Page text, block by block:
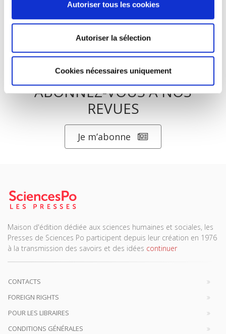
Autoriser tous les cookies
Autoriser la sélection
Cookies nécessaires uniquement
ABONNEZ-VOUS À NOS
REVUES
Je m’abonne
Maison d'édition dédiée aux sciences humaines et sociales, les
Presses de Sciences Po participent depuis leur création en 1976
à la transmission des savoirs et des idées continuer
CONTACTS
FOREIGN RIGHTS
POUR LES LIBRAIRES
CONDITIONS GÉNÉRALES